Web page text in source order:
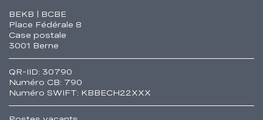
Fusszeile
BEKB | BCBE
Place Fédérale 8
Case postale
3001 Berne
QR-IID: 30790
Numéro CB: 790
Numéro SWIFT: KBBECH22XXX